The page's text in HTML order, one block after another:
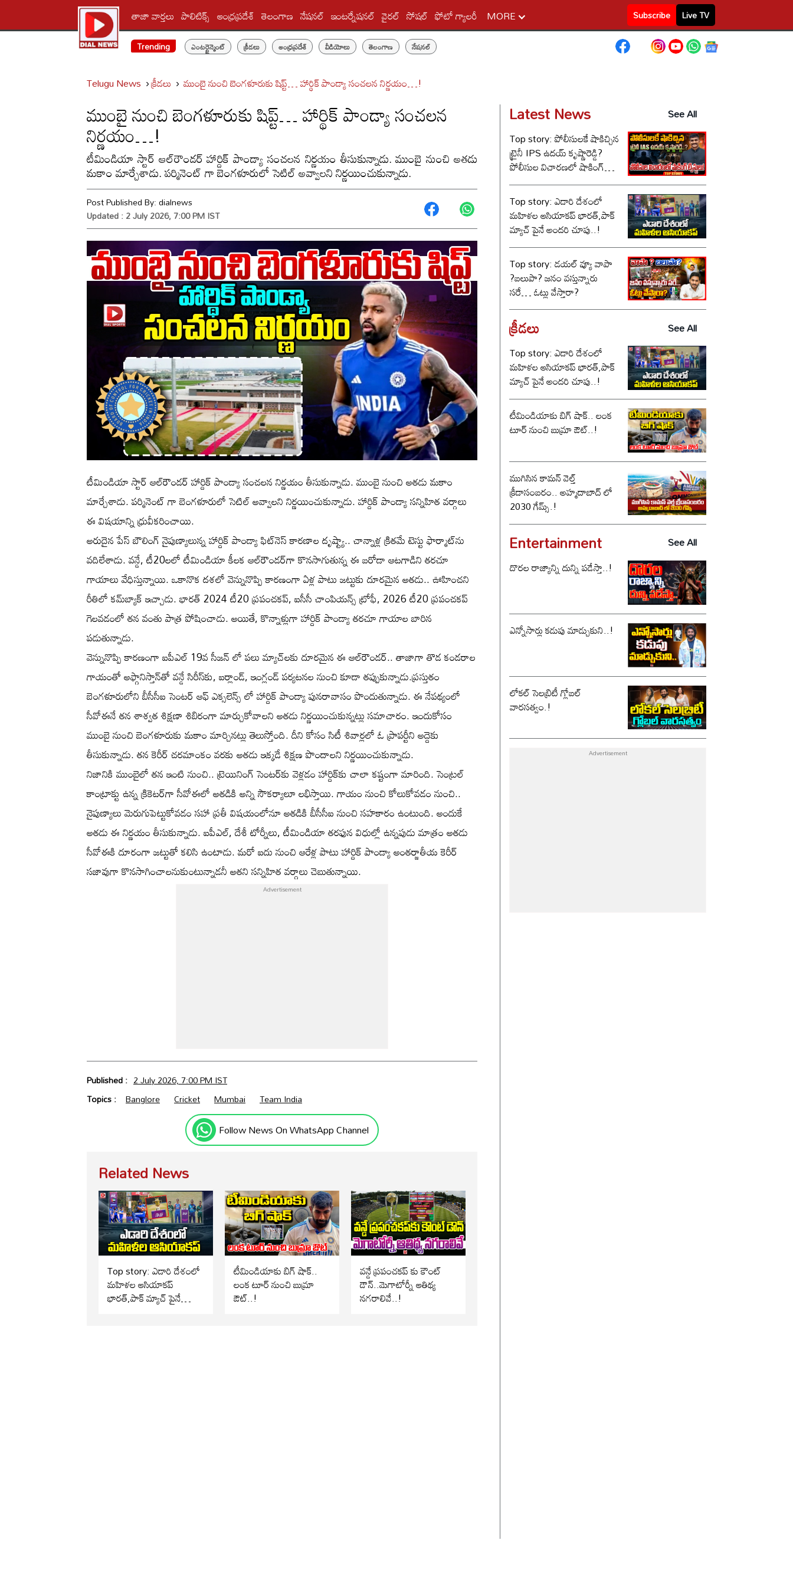
తాజా వార్తలు పాలిటిక్స్‌ ఆంధ్రప్రదేశ్ తెలంగాణ నేషనల్ ఇంటర్నేషనల్ వైరల్ సోషల్ ఫోటో గ్యాలరీ MORE Subscribe
Live TV
Trending
ఎంటర్టైన్మెంట్ క్రీడలు ఆంధ్రప్రదేశ్ వీడియోలు తెలంగాణ నేషనల్
Telugu News క్రీడలు ముంబై నుంచి బెంగళూరుకు షిప్ట్… హార్థిక్ పాండ్యా సంచలన నిర్ణయం…!
ముంబై నుంచి బెంగళూరుకు షిప్ట్… హార్థిక్ పాండ్యా సంచలన
నిర్ణయం…!
టీమిండియా స్టార్‌ ఆల్‌రౌండర్‌ హార్దిక్‌ పాండ్యా సంచలన నిర్ణయం తీసుకున్నాడు. ముంబై నుంచి అతడు
మకాం మార్చేశాడు. పర్మినెంట్ గా బెంగళూరులో సెటిల్‌ అవ్వాలని నిర్ణయించుకున్నాడు.
Post Published By:dialnews
Updated : 2 July 2026, 7:00 PM IST
టీమిండియా స్టార్‌ ఆల్‌రౌండర్‌ హార్దిక్‌ పాండ్యా సంచలన నిర్ణయం తీసుకున్నాడు. ముంబై నుంచి అతడు మకాం
మార్చేశాడు. పర్మినెంట్ గా బెంగళూరులో సెటిల్‌ అవ్వాలని నిర్ణయించుకున్నాడు. హార్దిక్‌ పాండ్యా సన్నిహిత వర్గాలు
ఈ విషయాన్ని ధ్రువీకరించాయి.
అరుదైన పేస్‌ బౌలింగ్‌ నైపుణ్యాలున్న హార్దిక్‌ పాండ్యా ఫిట్‌నెస్‌ కారణాల దృష్ట్యా.. చాన్నాళ్ల క్రితమే టెస్టు ఫార్మాట్‌ను
వదిలేశాడు. వన్డే, టీ20లలో టీమిండియా కీలక ఆల్‌రౌండర్‌గా కొనసాగుతున్న ఈ బరోడా ఆటగాడిని తరచూ
గాయాలు వేధిస్తున్నాయి. ఒకానొక దశలో వెన్నునొప్పి కారణంగా ఏళ్ల పాటు జట్టుకు దూరమైన అతడు.. ఊహించని
రీతిలో కమ్‌బ్యాక్‌ ఇచ్చాడు. భారత్‌ 2024 టీ20 ప్రపంచకప్‌, ఐసీసీ చాంపియన్స్‌ ట్రోఫీ, 2026 టీ20 ప్రపంచకప్‌
గెలవడంలో తన వంతు పాత్ర పోషించాడు. అయితే, కొన్నాళ్లుగా హార్దిక్‌ పాండ్యా తరచూ గాయాల బారిన
పడుతున్నాడు.
వెన్నునొప్పి కారణంగా ఐపీఎల్‌ 19వ సీజన్ లో పలు మ్యాచ్‌లకు దూరమైన ఈ ఆల్‌రౌండర్‌.. తాజాగా తొడ కండరాల
గాయంతో అఫ్గానిస్తాన్‌తో వన్డే సిరీస్‌కు, ఐర్లాండ్‌, ఇంగ్లండ్‌ పర్యటనల నుంచి కూడా తప్పుకున్నాడు.ప్రస్తుతం
బెంగళూరులోని బీసీసీఐ సెంటర్‌ ఆఫ్‌ ఎక్సలెన్స్‌ లో హార్దిక్‌ పాండ్యా పునరావాసం పొందుతున్నాడు. ఈ నేపథ్యంలో
సీవోఈనే తన శాశ్వత శిక్షణా శిబిరంగా మార్చుకోవాలని అతడు నిర్ణయించుకున్నట్లు సమాచారం. ఇందుకోసం
ముంబై నుంచి బెంగళూరుకు మకాం మార్చినట్లు తెలుస్తోంది. దీని కోసం సిటీ శివార్లలో ఓ ప్రాపర్టీని అద్దెకు
తీసుకున్నాడు. తన కెరీర్‌ చరమాంకం వరకు అతడు ఇక్కడే శిక్షణ పొందాలని నిర్ణయించుకున్నాడు.
నిజానికి ముంబైలో తన ఇంటి నుంచి.. ట్రెయినింగ్‌ సెంటర్‌కు వెళ్లడం హార్దిక్‌కు చాలా కష్టంగా మారింది. సెంట్రల్‌
కాంట్రాక్టు ఉన్న క్రికెటర్‌గా సీవోఈలో అతడికి అన్ని సౌకర్యాలూ లభిస్తాయి. గాయం నుంచి కోలుకోవడం నుంచి..
నైపుణ్యాలు మెరుగుపెట్టుకోవడం సహా ప్రతీ విషయంలోనూ అతడికి బీసీసీఐ నుంచి సహకారం ఉంటుంది. అందుకే
అతడు ఈ నిర్ణయం తీసుకున్నాడు. ఐపీఎల్‌, దేశీ టోర్నీలు, టీమిండియా తరఫున విధుల్లో ఉన్నపుడు మాత్రం అతడు
సీవోఈకి దూరంగా జట్టుతో కలిసి ఉంటాడు. మరో ఐదు నుంచి ఆరేళ్ల పాటు హార్దిక్‌ పాండ్యా అంతర్జాతీయ కెరీర్‌
సజావుగా కొనసాగించాలనుకుంటున్నాడనీ అతని సన్నిహిత వర్గాలు చెబుతున్నాయి.
Published : 2 July 2026, 7:00 PM IST
Topics : Banglore Cricket Mumbai Team India
Follow News On WhatsApp Channel
Related News
Top story: ఎడారి దేశంలో
మహిళల ఆసియాకప్
భారత్,పాక్ మ్యాచ్ పైనే
టీమిండియాకు బిగ్ షాక్..
లంక టూర్ నుంచి బుమ్రా
ఔట్..!
వన్డే ప్రపంచకప్ కు కౌంట్
డౌన్..మెగాటోర్నీ ఆతిథ్య
నగరాలివే..!
Latest News
See All
Top story: పోలీసులకే షాకిచ్చిన
ట్రైనీ IPS ఉదయ్ కృష్ణారెడ్డి?
పోలీసుల విచారణలో షాకింగ్
ట్విస్టులు!
Top story: ఎడారి దేశంలో
మహిళల ఆసియాకప్ భారత్,పాక్
మ్యాచ్ పైనే అందరి చూపు..!
Top story: డయల్ వ్యూ వాపా
?బలుపా? జనం వస్తున్నారు
సరే… ఓట్లు వేస్తారా?
క్రీడలు
See All
Top story: ఎడారి దేశంలో
మహిళల ఆసియాకప్ భారత్,పాక్
మ్యాచ్ పైనే అందరి చూపు..!
టీమిండియాకు బిగ్ షాక్.. లంక
టూర్ నుంచి బుమ్రా ఔట్..!
ముగిసిన కామన్ వెల్త్
క్రీడాసంబరం.. అహ్మదాబాద్ లో
2030 గేమ్స్.!
Entertainment
See All
దొరల రాజ్యాన్ని దున్ని పడేస్తా..!
ఎన్నోసార్లు కడుపు మాడ్చుకుని..!
లోకల్ సెలబ్రిటీ గ్లోబల్
వారసత్వం.!